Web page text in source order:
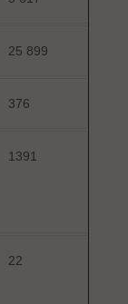
25 899
376
1391
22